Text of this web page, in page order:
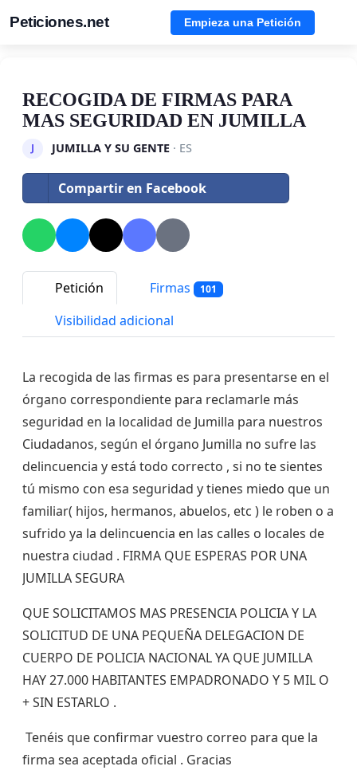
Peticiones.net Empieza una Petición
RECOGIDA DE FIRMAS PARA
MAS SEGURIDAD EN JUMILLA
J JUMILLA Y SU GENTE· ES
Compartir en Facebook
Petición Firmas 101
Visibilidad adicional
La recogida de las firmas es para presentarse en el
órgano correspondiente para reclamarle más
seguridad en la localidad de Jumilla para nuestros
Ciudadanos, según el órgano Jumilla no sufre las
delincuencia y está todo correcto , si no te sientes
tú mismo con esa seguridad y tienes miedo que un
familiar( hijos, hermanos, abuelos, etc ) le roben o a
sufrido ya la delincuencia en las calles o locales de
nuestra ciudad . FIRMA QUE ESPERAS POR UNA
JUMILLA SEGURA
QUE SOLICITAMOS MAS PRESENCIA POLICIA Y LA
SOLICITUD DE UNA PEQUEÑA DELEGACION DE
CUERPO DE POLICIA NACIONAL YA QUE JUMILLA
HAY 27.000 HABITANTES EMPADRONADO Y 5 MIL O
+ SIN ESTARLO .
Tenéis que confirmar vuestro correo para que la
firma sea aceptada oficial . Gracias